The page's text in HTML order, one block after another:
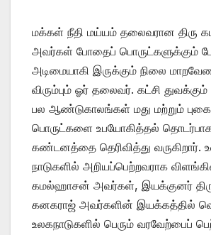
மக்கள் நீதி மய்யம் தலைவரான திரு
அவர்கள் போதைப் பொருட்களுக்கும்
அடிமையாகி இருக்கும் நிலை
விரும்பும் ஓர் தலைவர். கட்சி துவக்கும்
பல ஆண்டுகாலங்கள் மது மற்றும்
பொருட்களை உபயோகித்தல்
கண்டனத்தை தெரிவித்து வருகிறார்.
நாடுகளில் அறியப்பெற்றவராக
கமல்ஹாசன் அவர்கள், இயக்குனர்
கனகராஜ் அவர்களின் இயக்கத்தில்
உலகநாடுகளில் பெரும் வரவேற்பைப்